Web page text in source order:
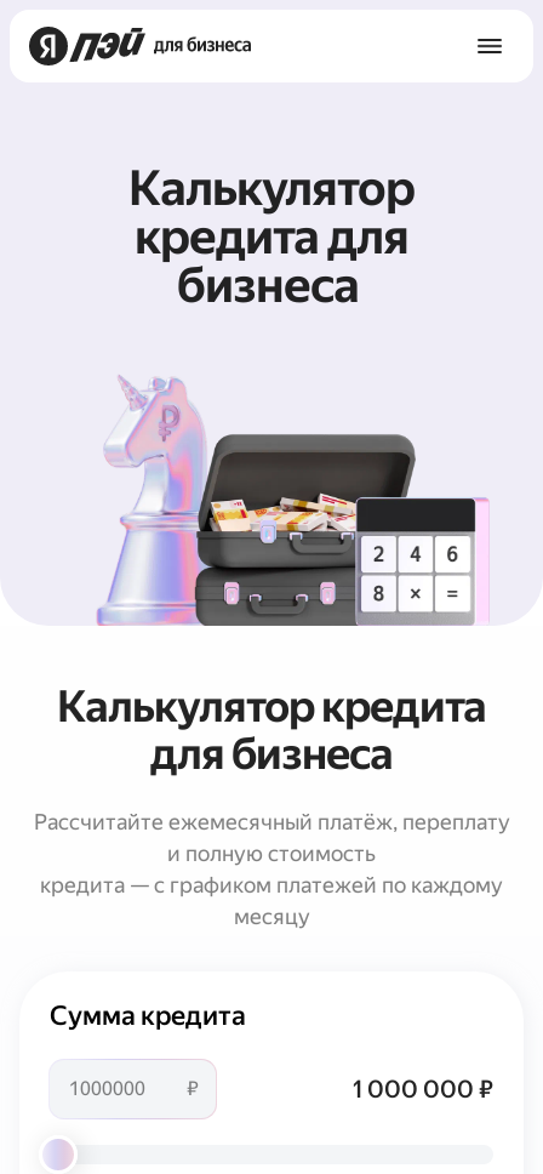
Калькулятор
кредита для
бизнеса
Калькулятор кредита
для бизнеса
Рассчитайте ежемесячный платёж, переплату
и полную стоимость
кредита — с графиком платежей по каждому
месяцу
Сумма кредита
₽ 1 000 000 ₽